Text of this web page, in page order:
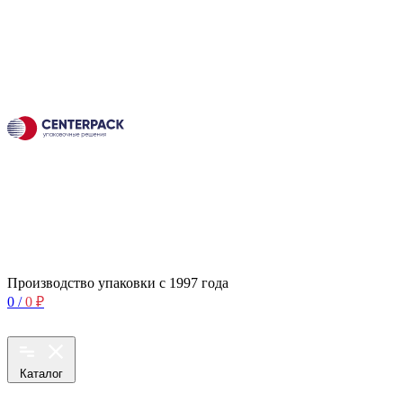
Производство упаковки с 1997 года
0 / 0 ₽
Каталог